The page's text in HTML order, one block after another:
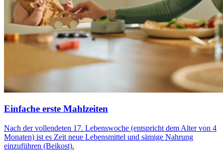
Einfache erste Mahlzeiten
Nach der vollendeten 17. Lebenswoche (entspricht dem Alter von 4
Monaten) ist es Zeit neue Lebensmittel und sämige Nahrung
einzuführen (Beikost).